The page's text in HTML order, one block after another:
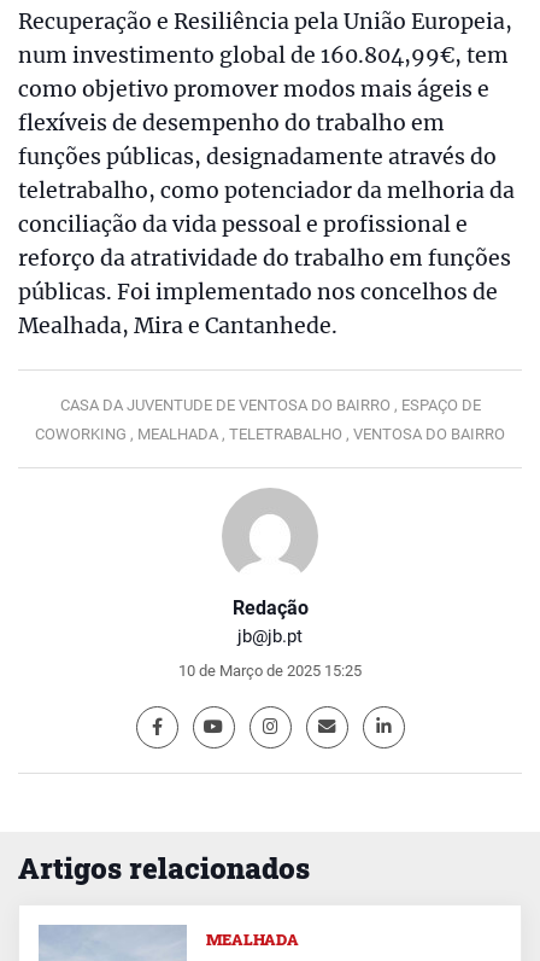
Redação
jb@jb.pt
10 de Março de 2025 15:25
Recuperação e Resiliência pela União Europeia,
num investimento global de 160.804,99€, tem
como objetivo promover modos mais ágeis e
flexíveis de desempenho do trabalho em
funções públicas, designadamente através do
teletrabalho, como potenciador da melhoria da
conciliação da vida pessoal e profissional e
reforço da atratividade do trabalho em funções
públicas. Foi implementado nos concelhos de
Mealhada, Mira e Cantanhede.
CASA DA JUVENTUDE DE VENTOSA DO BAIRRO , ESPAÇO DE
COWORKING , MEALHADA , TELETRABALHO , VENTOSA DO BAIRRO
Artigos relacionados
MEALHADA